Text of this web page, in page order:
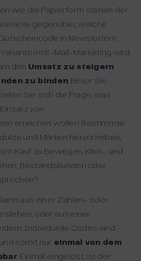
wie die Papierform stehen der
gegenüber, welche
in Newslettern
im E-Mail-Marketing wird
den Umsatz zu steigern
zu binden. Bevor Sie
Sie sich die Frage, was
von
erreichen wollen. Bestimmte
und Marken hervorheben,
Kauf zu bewegen, Klick- und
Bestandskunden oder
aus einer Zahlen- oder
oder aus einer
Individuelle Codes sind
somit nur einmal von dem
. Einmal eingelöst, ist der